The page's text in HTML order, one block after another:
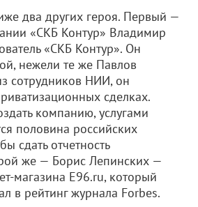
два других героя. Первый —
«СКБ Контур» Владимир
«СКБ Контур». Он
нежели те же Павлов
сотрудников НИИ, он
сделках.
компанию, услугами
половина российских
сдать отчетность
же — Борис Лепинских —
магазина Е96.ru, который
в рейтинг журнала Forbes.